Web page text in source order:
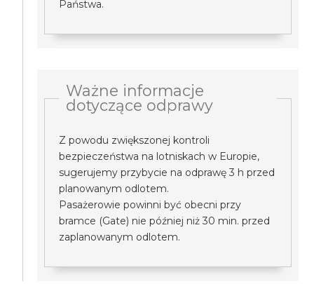
Państwa.
Ważne informacje
dotyczące odprawy
Z powodu zwiększonej kontroli
bezpieczeństwa na lotniskach w Europie,
sugerujemy przybycie na odprawę 3 h przed
planowanym odlotem.
Pasażerowie powinni być obecni przy
bramce (Gate) nie później niż 30 min. przed
zaplanowanym odlotem.